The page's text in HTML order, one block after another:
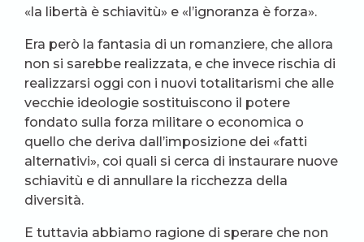
«la libertà è schiavitù» e «l’ignoranza è forza».
Era però la fantasia di un romanziere, che allora
non si sarebbe realizzata, e che invece rischia di
realizzarsi oggi con i nuovi totalitarismi che alle
vecchie ideologie sostituiscono il potere
fondato sulla forza militare o economica o
quello che deriva dall’imposizione dei «fatti
alternativi», coi quali si cerca di instaurare nuove
schiavitù e di annullare la ricchezza della
diversità.
E tuttavia abbiamo ragione di sperare che non